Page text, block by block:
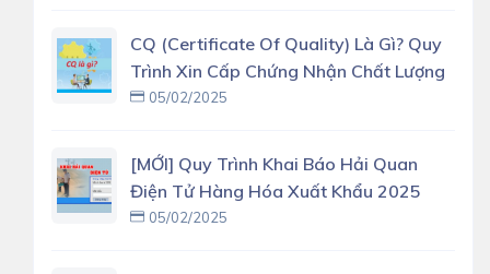
CQ (Certificate Of Quality) Là Gì? Quy
Trình Xin Cấp Chứng Nhận Chất Lượng
05/02/2025
[MỚI] Quy Trình Khai Báo Hải Quan
Điện Tử Hàng Hóa Xuất Khẩu 2025
05/02/2025